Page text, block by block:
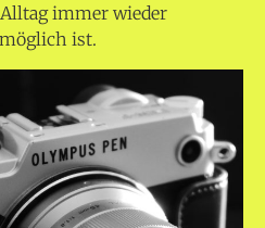
immer wieder
ist.